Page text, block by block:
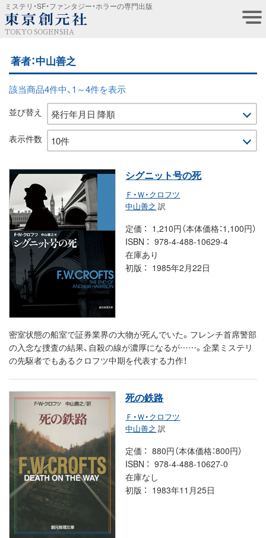
ミステリ・SF・ファンタジー・ホラーの専門出版
TOKYO SOGENSHA
著者：中山善之
該当商品4件中、1～4件を表示
並び替え
表示件数
シグニット号の死
Ｆ・Ｗ・クロフツ
中山善之 訳
定価
1,210円（本体価格：1,100円）
ISBN
978-4-488-10629-4
在庫あり
初版
1985年2月22日
密室状態の船室で証券業界の大物が死んでいた。フレンチ首席警部
の入念な捜査の結果、自殺の線が濃厚になるが……。企業ミステリ
の先駆者でもあるクロフツ中期を代表する力作！
死の鉄路
Ｆ・Ｗ・クロフツ
中山善之 訳
定価
880円（本体価格：800円）
ISBN
978-4-488-10627-0
在庫なし
初版
1983年11月25日